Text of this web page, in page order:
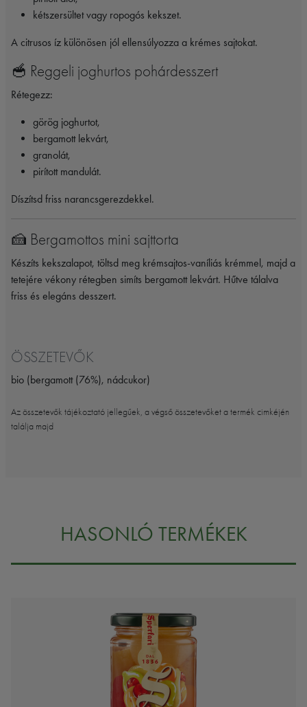
kétszersültet vagy ropogós kekszet.
A citrusos íz különösen jól ellensúlyozza a krémes sajtokat.
🥣 Reggeli joghurtos pohárdesszert
Rétegezz:
görög joghurtot,
bergamott lekvárt,
granolát,
pirított mandulát.
Díszítsd friss narancsgerezdekkel.
🍰 Bergamottos mini sajttorta
Készíts kekszalapot, töltsd meg krémsajtos-vaníliás krémmel, majd a
tetejére vékony rétegben simíts bergamott lekvárt. Hűtve tálalva
friss és elegáns desszert.
ÖSSZETEVŐK
bio (bergamott (76%), nádcukor)
Az összetevők tájékoztató jellegűek, a végső összetevőket a termék cimkéjén
találja majd
HASONLÓ TERMÉKEK